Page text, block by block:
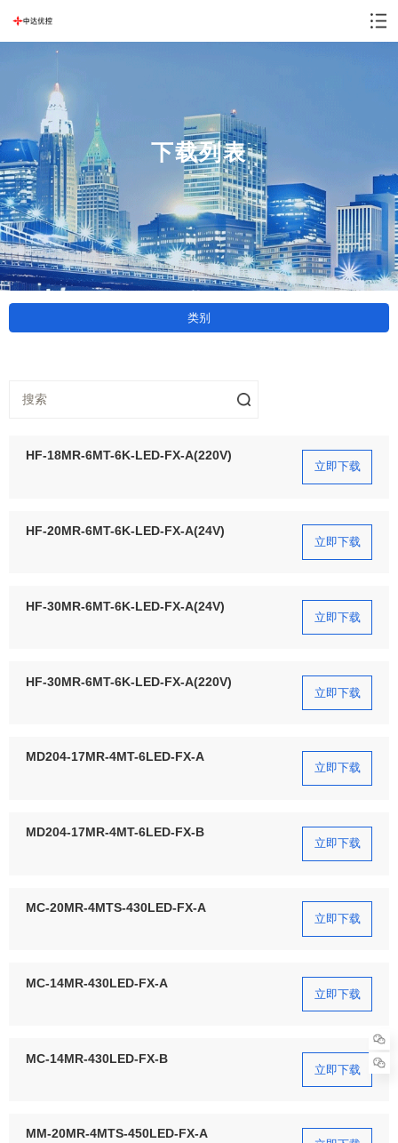
下载列表
类别
HF-18MR-6MT-6K-LED-FX-A(220V)
立即下载
HF-20MR-6MT-6K-LED-FX-A(24V)
立即下载
HF-30MR-6MT-6K-LED-FX-A(24V)
立即下载
HF-30MR-6MT-6K-LED-FX-A(220V)
立即下载
MD204-17MR-4MT-6LED-FX-A
立即下载
MD204-17MR-4MT-6LED-FX-B
立即下载
MC-20MR-4MTS-430LED-FX-A
立即下载
MC-14MR-430LED-FX-A
立即下载
MC-14MR-430LED-FX-B
立即下载
MM-20MR-4MTS-450LED-FX-A